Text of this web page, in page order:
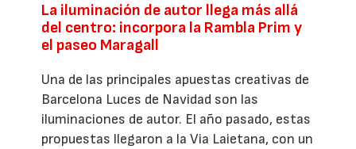
La iluminación de autor llega más allá
del centro: incorpora la Rambla Prim y
el paseo Maragall
Una de las principales apuestas creativas de
Barcelona Luces de Navidad son las
iluminaciones de autor. El año pasado, estas
propuestas llegaron a la Via Laietana, con un